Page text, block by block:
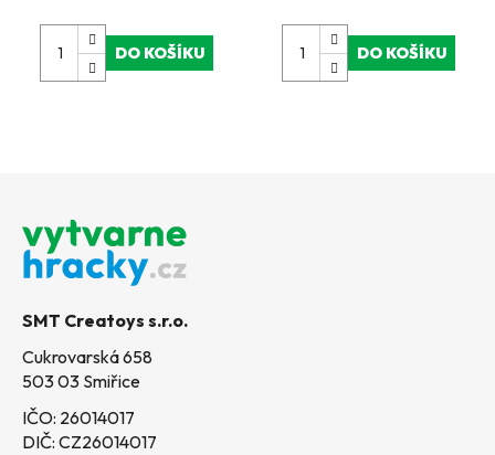
DO KOŠÍKU DO KOŠÍKU
SMT Creatoys s.r.o.
Cukrovarská 658
503 03 Smiřice
IČO: 26014017
DIČ: CZ26014017